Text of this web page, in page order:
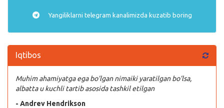
Yangiliklarni telegram kanalimizda kuzatib boring
Iqtibos
Muhim ahamiyatga ega bo’lgan nimaiki yaratilgan bo’lsa,
albatta u kuchli tartib asosida tashkil etilgan
- Andrev Hendrikson